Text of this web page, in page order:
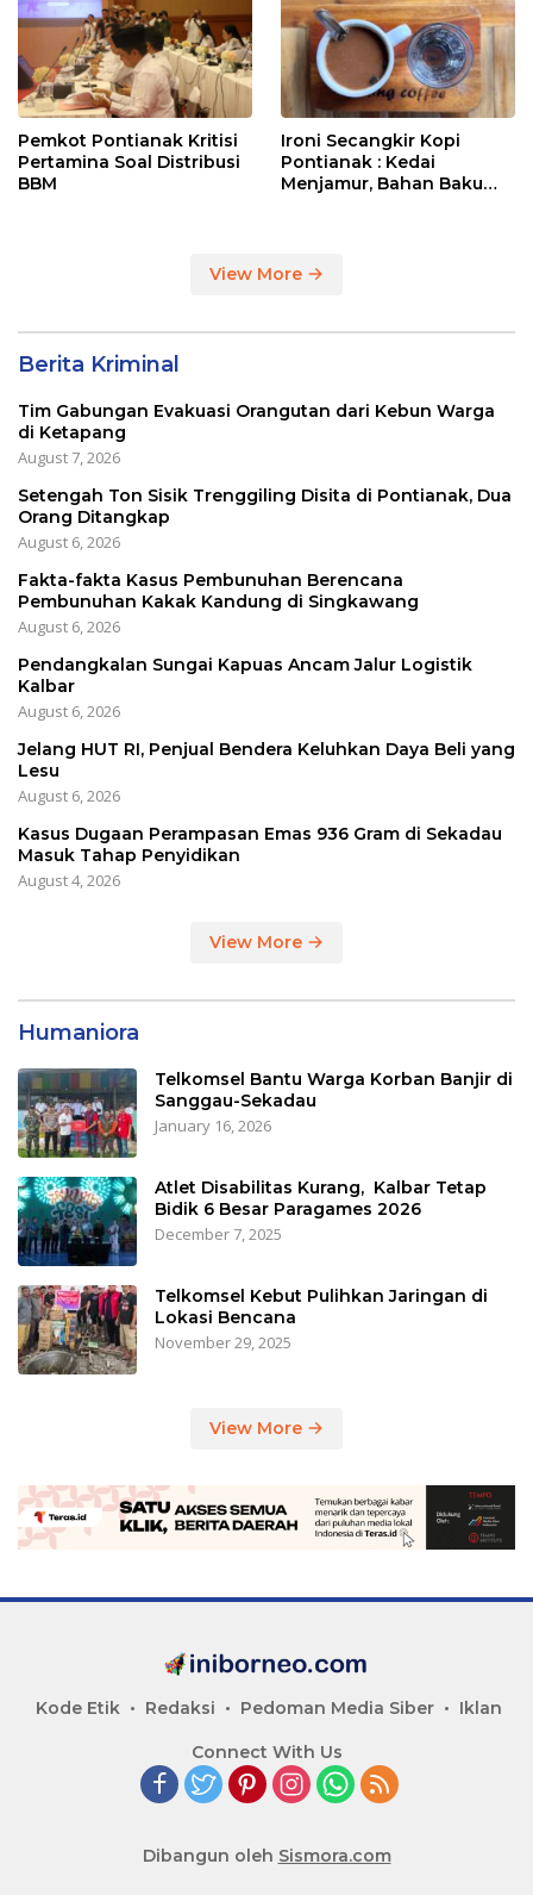
Pemkot Pontianak Kritisi
Pertamina Soal Distribusi
BBM
Ironi Secangkir Kopi
Pontianak : Kedai
Menjamur, Bahan Baku
View More
Berita Kriminal
Tim Gabungan Evakuasi Orangutan dari Kebun Warga
di Ketapang
August 7, 2026
Setengah Ton Sisik Trenggiling Disita di Pontianak, Dua
Orang Ditangkap
August 6, 2026
Fakta-fakta Kasus Pembunuhan Berencana
Pembunuhan Kakak Kandung di Singkawang
August 6, 2026
Pendangkalan Sungai Kapuas Ancam Jalur Logistik
Kalbar
August 6, 2026
Jelang HUT RI, Penjual Bendera Keluhkan Daya Beli yang
Lesu
August 6, 2026
Kasus Dugaan Perampasan Emas 936 Gram di Sekadau
Masuk Tahap Penyidikan
August 4, 2026
View More
Humaniora
Telkomsel Bantu Warga Korban Banjir di
Sanggau-Sekadau
January 16, 2026
Atlet Disabilitas Kurang, Kalbar Tetap
Bidik 6 Besar Paragames 2026
December 7, 2025
Telkomsel Kebut Pulihkan Jaringan di
Lokasi Bencana
November 29, 2025
View More
Kode Etik Redaksi Pedoman Media Siber Iklan
Connect With Us
Dibangun oleh Sismora.com